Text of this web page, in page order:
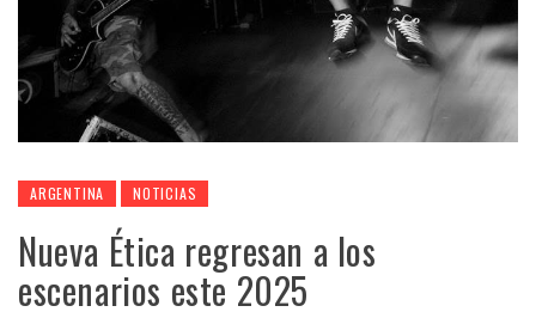
ARGENTINA NOTICIAS
Nueva Ética regresan a los
escenarios este 2025